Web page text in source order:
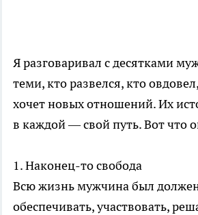
Я разговаривал с десятками
теми, кто развелся, кто
хочет новых отношений. Их
в каждой — свой путь. Вот что
1. Наконец-то свобода
Всю жизнь мужчина был
обеспечивать, участвовать,